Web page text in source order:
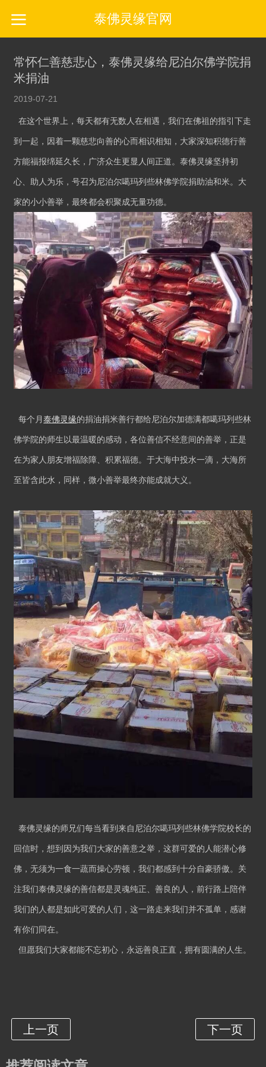
泰佛灵缘官网
常怀仁善慈悲心，泰佛灵缘给尼泊尔佛学院捐
米捐油
2019-07-21
在这个世界上，每天都有无数人在相遇，我们在佛祖的指引下走
到一起，因着一颗慈悲向善的心而相识相知，大家深知积德行善
方能福报绵延久长，广济众生更显人间正道。泰佛灵缘坚持初
心、助人为乐，号召为尼泊尔噶玛列些林佛学院捐助油和米。大
家的小小善举，最终都会积聚成无量功德。
每个月泰佛灵缘的捐油捐米善行都给尼泊尔加德满都噶玛列些林
佛学院的师生以最温暖的感动，各位善信不经意间的善举，正是
在为家人朋友增福除障、积累福德。于大海中投水一滴，大海所
至皆含此水，同样，微小善举最终亦能成就大义。
泰佛灵缘的师兄们每当看到来自尼泊尔噶玛列些林佛学院校长的
回信时，想到因为我们大家的善意之举，这群可爱的人能潜心修
佛，无须为一食一蔬而操心劳顿，我们都感到十分自豪骄傲。关
注我们泰佛灵缘的善信都是灵魂纯正、善良的人，前行路上陪伴
我们的人都是如此可爱的人们，这一路走来我们并不孤单，感谢
有你们同在。
但愿我们大家都能不忘初心，永远善良正直，拥有圆满的人生。